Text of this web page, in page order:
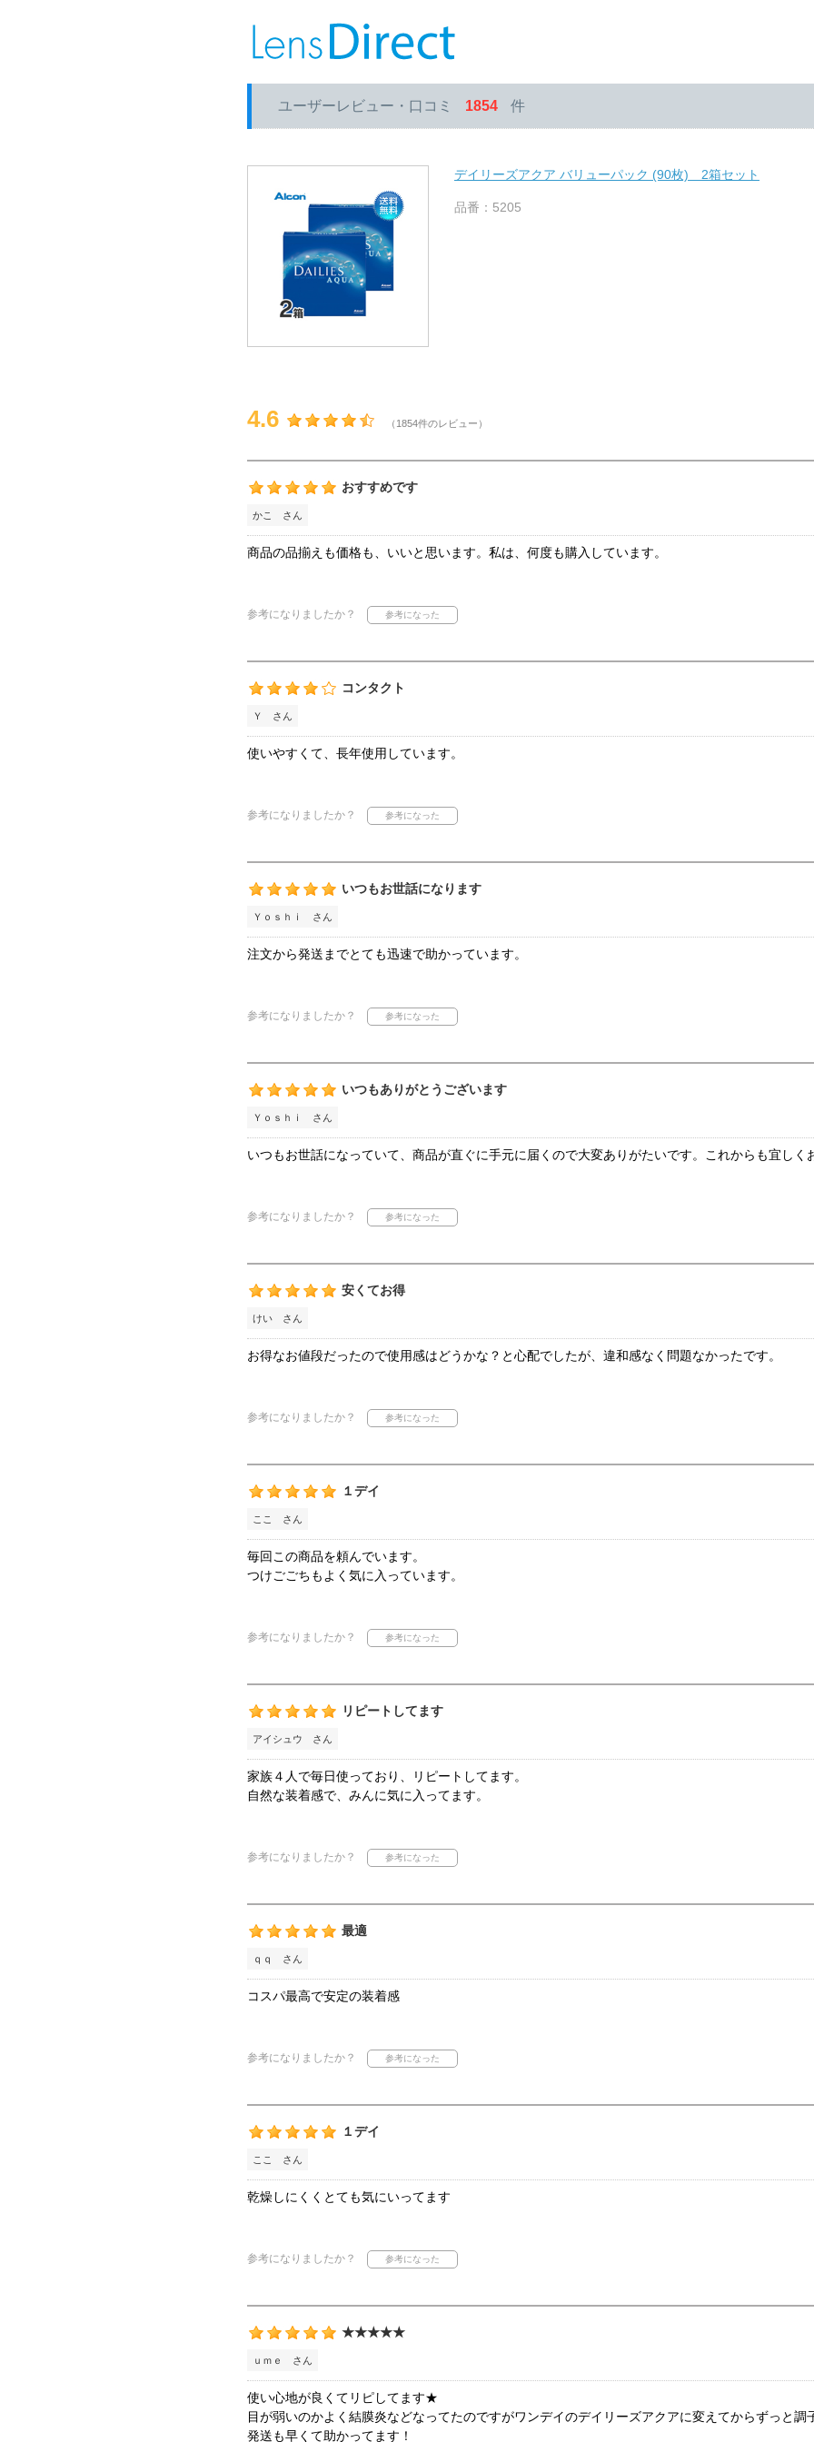
ユーザーレビュー・口コミ 1854 件
デイリーズアクア バリューパック (90枚) 2箱セット
品番：5205
4.6 （1854件のレビュー）
おすすめです
かこ さん
商品の品揃えも価格も、いいと思います。私は、何度も購入しています。
参考になりましたか？
コンタクト
Ｙ さん
使いやすくて、長年使用しています。
参考になりましたか？
いつもお世話になります
Ｙｏｓｈｉ さん
注文から発送までとても迅速で助かっています。
参考になりましたか？
いつもありがとうございます
Ｙｏｓｈｉ さん
いつもお世話になっていて、商品が直ぐに手元に届くので大変ありがたいです。これからも宜しく
参考になりましたか？
安くてお得
けい さん
お得なお値段だったので使用感はどうかな？と心配でしたが、違和感なく問題なかったです。
参考になりましたか？
１デイ
ここ さん
毎回この商品を頼んでいます。
つけごごちもよく気に入っています。
参考になりましたか？
リピートしてます
アイシュウ さん
家族４人で毎日使っており、リピートしてます。
自然な装着感で、みんに気に入ってます。
参考になりましたか？
最適
ｑｑ さん
コスパ最高で安定の装着感
参考になりましたか？
１デイ
ここ さん
乾燥しにくくとても気にいってます
参考になりましたか？
★★★★★
ｕｍｅ さん
使い心地が良くてリピしてます★
目が弱いのかよく結膜炎などなってたのですがワンデイのデイリーズアクアに変えてからずっと調
発送も早くて助かってます！